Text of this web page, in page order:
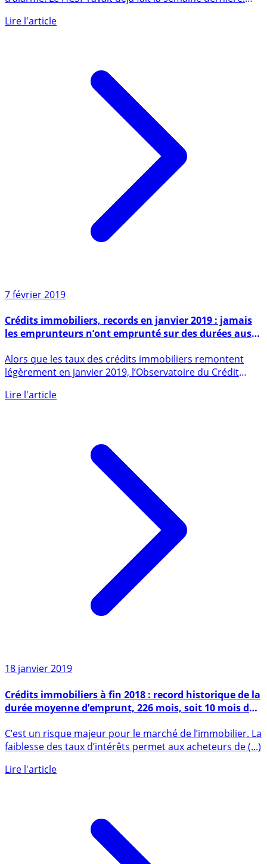
d’alarme. Le HCSF l’avait déjà fait la semaine dernière.
7 février 2019
les emprunteurs n’ont emprunté sur des durées aussi
longues, pour un coût relatif aussi élevé
légèrement en janvier 2019, l’Observatoire du Crédit
18 janvier 2019
durée moyenne d’emprunt, 226 mois, soit 10 mois de
plus qu’en 2017
faiblesse des taux d’intérêts permet aux acheteurs de (...)